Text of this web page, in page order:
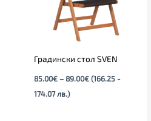
Градински стол SVEN
85.00€ – 89.00€ (166.25 -
174.07 лв.)